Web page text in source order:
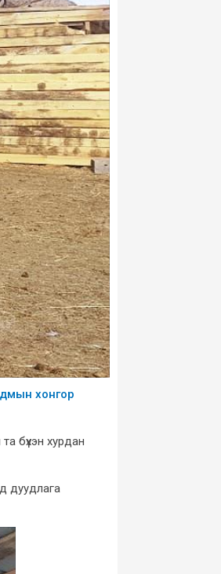
хонгор
бүхэн хурдан
дуудлага